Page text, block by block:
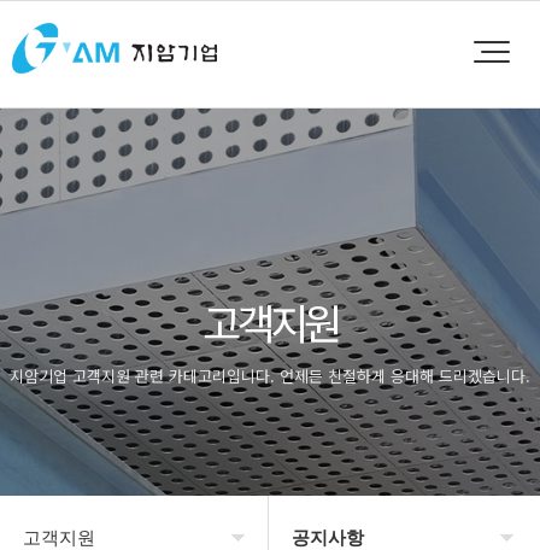
고객지원
지암기업 고객지원 관련 카테고리입니다. 언제든 친절하게 응대해 드리겠습니다.
고객지원 공지사항